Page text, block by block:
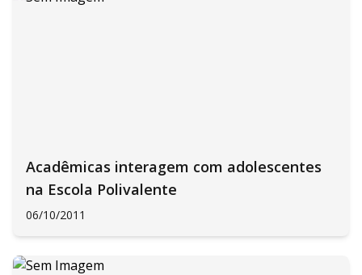
Acadêmicas interagem com adolescentes
na Escola Polivalente
06/10/2011